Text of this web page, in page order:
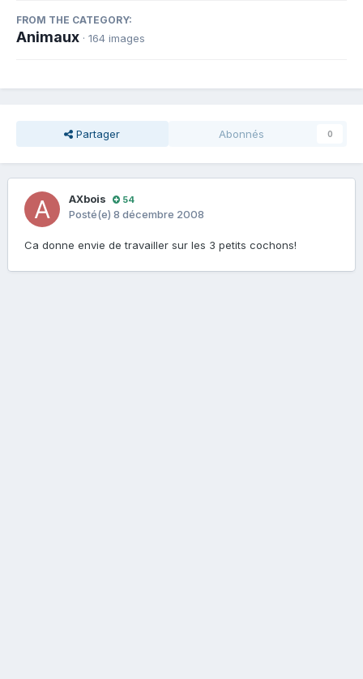
FROM THE CATEGORY:
Animaux · 164 images
Partager Abonnés 0
AXbois 54
Posté(e) 8 décembre 2008
Ca donne envie de travailler sur les 3 petits cochons!